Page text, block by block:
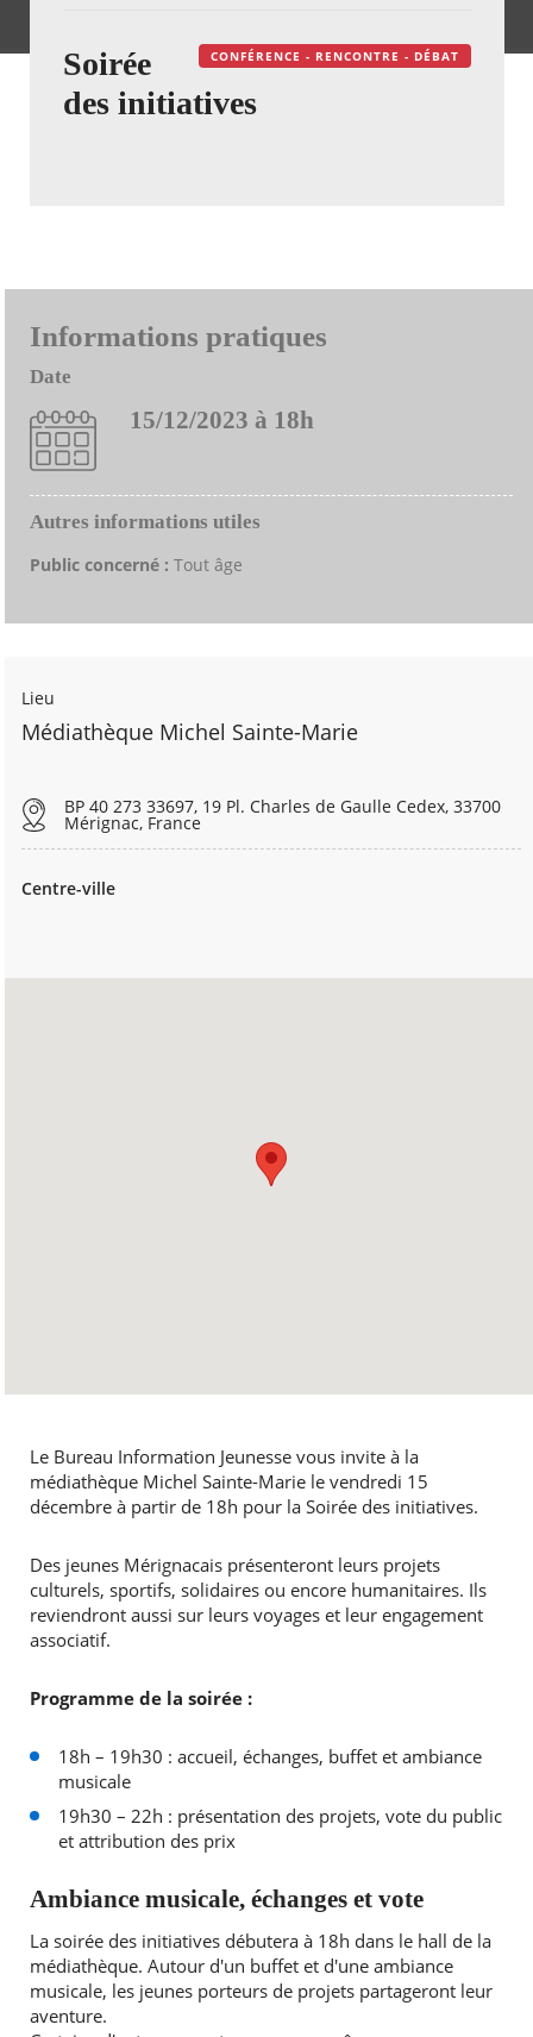
CONFÉRENCE - RENCONTRE - DÉBAT
Soirée
des initiatives
Informations pratiques
Date
15/12/2023 à 18h
Autres informations utiles
Public concerné : Tout âge
Lieu
Médiathèque Michel Sainte-Marie
BP 40 273 33697, 19 Pl. Charles de Gaulle Cedex, 33700
Mérignac, France
Centre-ville
Le Bureau Information Jeunesse vous invite à la
médiathèque Michel Sainte-Marie le vendredi 15
décembre à partir de 18h pour la Soirée des initiatives.
Des jeunes Mérignacais présenteront leurs projets
culturels, sportifs, solidaires ou encore humanitaires. Ils
reviendront aussi sur leurs voyages et leur engagement
associatif.
Programme de la soirée :
18h – 19h30 : accueil, échanges, buffet et ambiance
musicale
19h30 – 22h : présentation des projets, vote du public
et attribution des prix
Ambiance musicale, échanges et vote
La soirée des initiatives débutera à 18h dans le hall de la
médiathèque. Autour d'un buffet et d'une ambiance
musicale, les jeunes porteurs de projets partageront leur
aventure.